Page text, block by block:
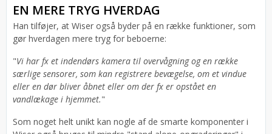
EN MERE TRYG HVERDAG
Han tilføjer, at Wiser også byder på en række funktioner, som
gør hverdagen mere tryg for beboerne:
"Vi har fx et indendørs kamera til overvågning og en række
særlige sensorer, som kan registrere bevægelse, om et vindue
eller en dør bliver åbnet eller om der fx er opstået en
vandlækage i hjemmet."
Som noget helt unikt kan nogle af de smarte komponenter i